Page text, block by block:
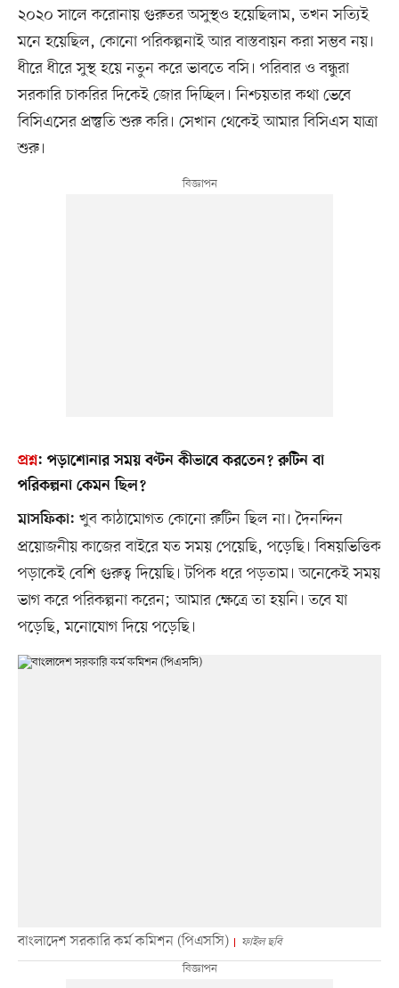
২০২০ সালে করোনায় গুরুতর অসুস্থও হয়েছিলাম, তখন সত্যিই
মনে হয়েছিল, কোনো পরিকল্পনাই আর বাস্তবায়ন করা সম্ভব নয়।
ধীরে ধীরে সুস্থ হয়ে নতুন করে ভাবতে বসি। পরিবার ও বন্ধুরা
সরকারি চাকরির দিকেই জোর দিচ্ছিল। নিশ্চয়তার কথা ভেবে
বিসিএসের প্রস্তুতি শুরু করি। সেখান থেকেই আমার বিসিএস যাত্রা
শুরু।
প্রশ্ন: পড়াশোনার সময় বণ্টন কীভাবে করতেন? রুটিন বা
পরিকল্পনা কেমন ছিল?
মাসফিকা: খুব কাঠামোগত কোনো রুটিন ছিল না। দৈনন্দিন
প্রয়োজনীয় কাজের বাইরে যত সময় পেয়েছি, পড়েছি। বিষয়ভিত্তিক
পড়াকেই বেশি গুরুত্ব দিয়েছি। টপিক ধরে পড়তাম। অনেকেই সময়
ভাগ করে পরিকল্পনা করেন; আমার ক্ষেত্রে তা হয়নি। তবে যা
পড়েছি, মনোযোগ দিয়ে পড়েছি।
বাংলাদেশ সরকারি কর্ম কমিশন (পিএসসি) ফাইল ছবি